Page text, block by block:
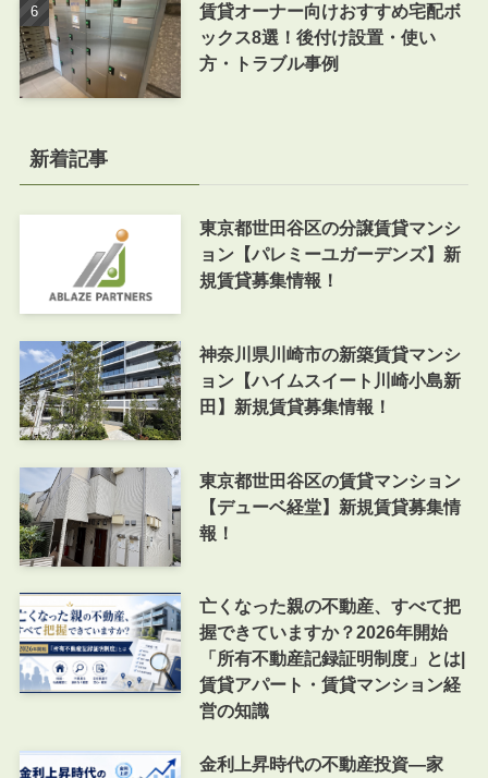
賃貸オーナー向けおすすめ宅配ボ
ックス8選！後付け設置・使い
方・トラブル事例
新着記事
東京都世田谷区の分譲賃貸マンシ
ョン【パレミーユガーデンズ】新
規賃貸募集情報！
神奈川県川崎市の新築賃貸マンシ
ョン【ハイムスイート川崎小島新
田】新規賃貸募集情報！
東京都世田谷区の賃貸マンション
【デューベ経堂】新規賃貸募集情
報！
亡くなった親の不動産、すべて把
握できていますか？2026年開始
「所有不動産記録証明制度」とは|
賃貸アパート・賃貸マンション経
営の知識
金利上昇時代の不動産投資―家